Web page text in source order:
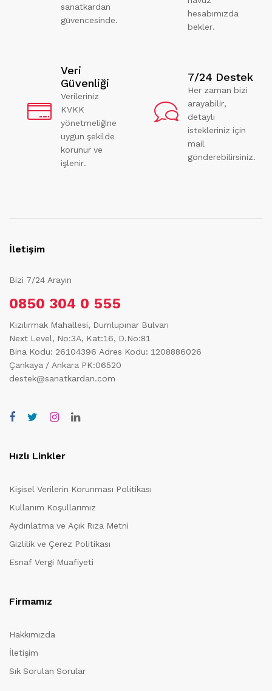
sanatkardan
güvencesinde.
hesabımızda
bekler.
Veri
Güvenliği
Verileriniz
KVKK
yönetmeliğine
uygun şekilde
korunur ve
işlenir.
7/24 Destek
Her zaman bizi
arayabilir,
detaylı
istekleriniz için
mail
gönderebilirsiniz.
İletişim
Bizi 7/24 Arayın
0850 304 0 555
Kızılırmak Mahallesi, Dumlupınar Bulvarı
Next Level, No:3A, Kat:16, D.No:81
Bina Kodu: 26104396 Adres Kodu: 1208886026
Çankaya / Ankara PK:06520
destek@sanatkardan.com
Hızlı Linkler
Kişisel Verilerin Korunması Politikası
Kullanım Koşullarımız
Aydınlatma ve Açık Rıza Metni
Gizlilik ve Çerez Politikası
Esnaf Vergi Muafiyeti
Firmamız
Hakkımızda
İletişim
Sık Sorulan Sorular